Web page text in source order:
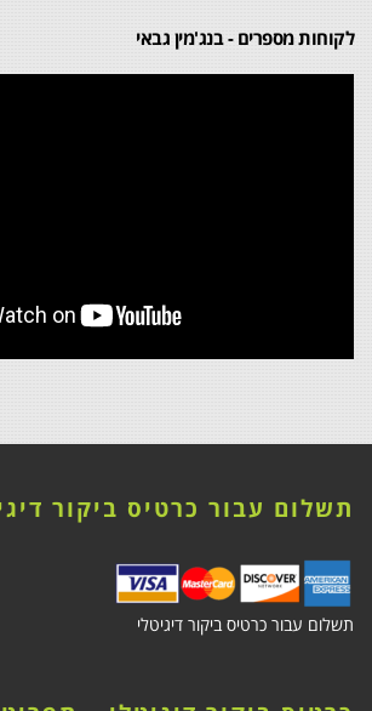
לקוחות מספרים - בנג'מין גבאי
תשלום עבור כרטיס ביקור
תשלום עבור כרטיס ביקור דיגיטלי